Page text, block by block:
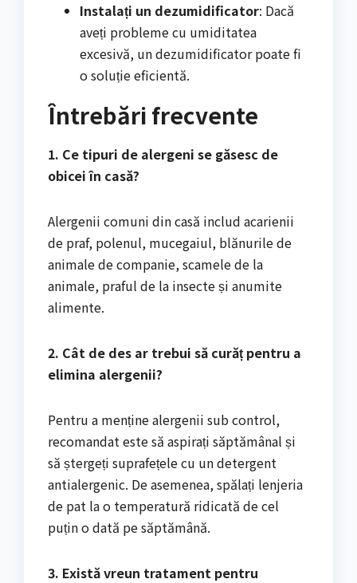
Instalați un dezumidificator: Dacă
aveți probleme cu umiditatea
excesivă, un dezumidificator poate fi
o soluție eficientă.
Întrebări frecvente
1. Ce tipuri de alergeni se găsesc de
obicei în casă?
Alergenii comuni din casă includ acarienii
de praf, polenul, mucegaiul, blănurile de
animale de companie, scamele de la
animale, praful de la insecte și anumite
alimente.
2. Cât de des ar trebui să curăț pentru a
elimina alergenii?
Pentru a menține alergenii sub control,
recomandat este să aspirați săptămânal și
să ștergeți suprafețele cu un detergent
antialergenic. De asemenea, spălați lenjeria
de pat la o temperatură ridicată de cel
puțin o dată pe săptămână.
3. Există vreun tratament pentru